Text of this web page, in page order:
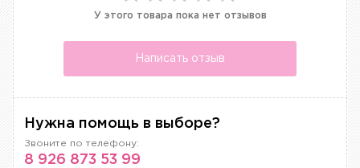
У этого товара пока нет отзывов
Написать отзыв
Нужна помощь в выборе?
Звоните по телефону:
8 926 873 53 99